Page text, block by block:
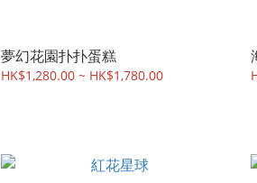
夢幻花園扑扑蛋糕
HK$1,280.00 ~ HK$1,780.00